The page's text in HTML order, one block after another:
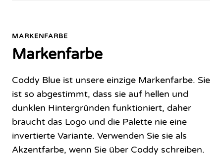
MARKENFARBE
Markenfarbe
Coddy Blue ist unsere einzige Markenfarbe. Sie
ist so abgestimmt, dass sie auf hellen und
dunklen Hintergründen funktioniert, daher
braucht das Logo und die Palette nie eine
invertierte Variante. Verwenden Sie sie als
Akzentfarbe, wenn Sie über Coddy schreiben.